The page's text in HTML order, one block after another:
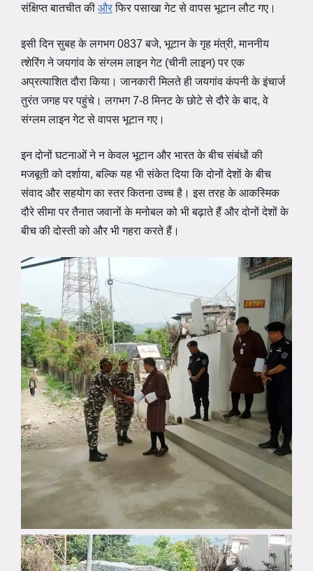
संक्षिप्त बातचीत की औरफिर पसाखा गेट से वापस भूटान लौट गए।
इसी दिन सुबह के लगभग 0837 बजे, भूटान के गृह मंत्री, माननीय
त्शेरिंग ने जयगांव के संग्लम लाइन गेट (चीनी लाइन) पर एक
अप्रत्याशित दौरा किया। जानकारी मिलते ही जयगांव कंपनी के इंचार्ज
तुरंत जगह पर पहुंचे। लगभग 7-8 मिनट के छोटे से दौरे के बाद, वे
संग्लम लाइन गेट से वापस भूटान गए।
इन दोनों घटनाओं ने न केवल भूटान और भारत के बीच संबंधों की
मजबूती को दर्शाया, बल्कि यह भी संकेत दिया कि दोनों देशों के बीच
संवाद और सहयोग का स्तर कितना उच्च है। इस तरह के आकस्मिक
दौरे सीमा पर तैनात जवानों के मनोबल को भी बढ़ाते हैं और दोनों देशों के
बीच की दोस्ती को और भी गहरा करते हैं।